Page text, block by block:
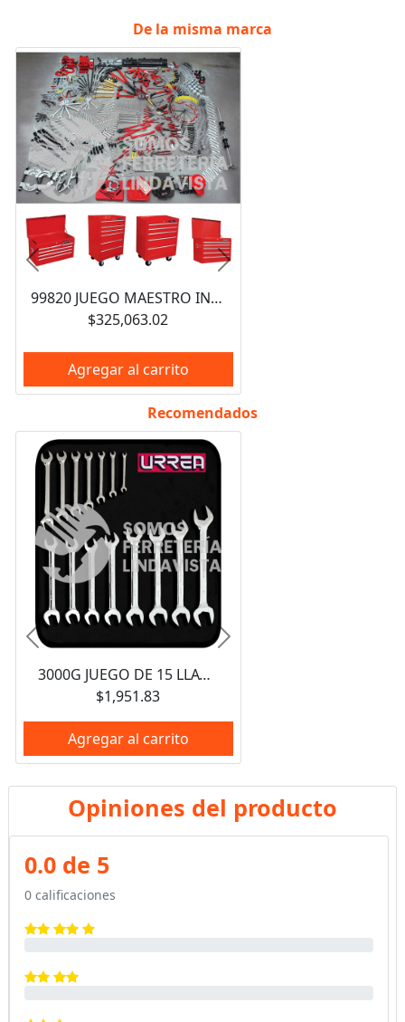
De la misma marca
99820 JUEGO MAESTRO INDUSTRIAL COMBINADO 940 PIEZAS, CON GABINETES EX27M5, EX27M6, EX27S6 URREA
$325,063.02
Agregar al carrito
Anterior Siguiente
Recomendados
3000G JUEGO DE 15 LLAVES ESPAÑOLAS PULIDO ESPEJO EN PULGADAS URREA
$1,951.83
Agregar al carrito
Anterior Siguiente
Opiniones del producto
0.0 de 5
0 calificaciones